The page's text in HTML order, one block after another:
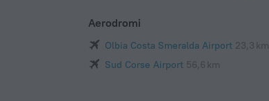
Aerodromi
Olbia Costa Smeralda Airport 23,3 km
Sud Corse Airport 56,6 km